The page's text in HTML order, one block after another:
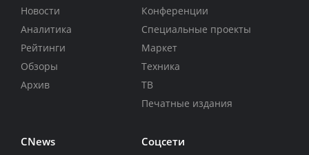
Новости
Аналитика
Рейтинги
Обзоры
Архив
Конференции
Специальные проекты
Маркет
Техника
ТВ
Печатные издания
CNews Соцсети